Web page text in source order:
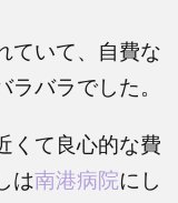
ていて、自費な
バラでした。
くて良心的な費
は南港病院にし